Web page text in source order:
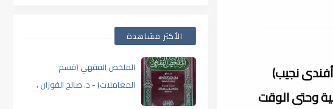
وحتى الوقت
الأكثر مشاهدة
الملخص الفقهي (قسم
المعاملات) - د. صالح الفوزان ،